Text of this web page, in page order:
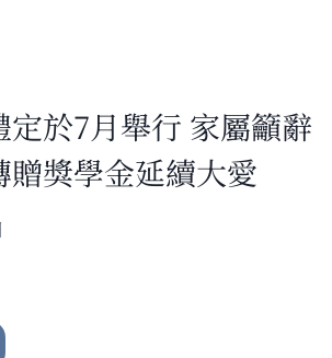
於7月舉行 家屬籲辭
贈獎學金延續大愛